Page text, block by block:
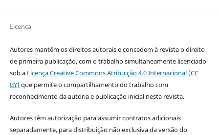
Licença
Autores mantêm os direitos autorais e concedem à revista o direito
de primeira publicação, com o trabalho simultaneamente licenciado
sob a Licença Creative Commons Atribuição 4.0 Internacional (CC
BY) que permite o compartilhamento do trabalho com
reconhecimento da autoria e publicação inicial nesta revista.
Autores têm autorização para assumir contratos adicionais
separadamente, para distribuição não exclusiva da versão do